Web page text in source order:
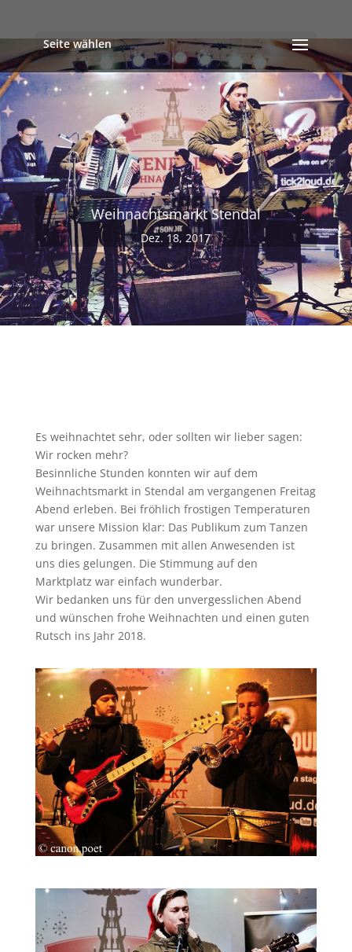
Seite wählen
Weihnachtsmarkt Stendal
Dez. 18, 2017
Es weihnachtet sehr, oder sollten wir lieber sagen:
Wir rocken mehr?
Besinnliche Stunden konnten wir auf dem
Weihnachtsmarkt in Stendal am vergangenen Freitag
Abend erleben. Bei fröhlich frostigen Temperaturen
war unsere Mission klar: Das Publikum zum Tanzen
zu bringen. Zusammen mit allen Anwesenden ist
uns dies gelungen. Die Stimmung auf den
Marktplatz war einfach wunderbar.
Wir bedanken uns für den unvergesslichen Abend
und wünschen frohe Weihnachten und einen guten
Rutsch ins Jahr 2018.